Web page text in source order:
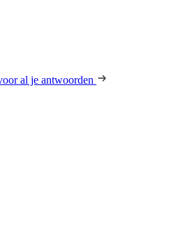
al je antwoorden